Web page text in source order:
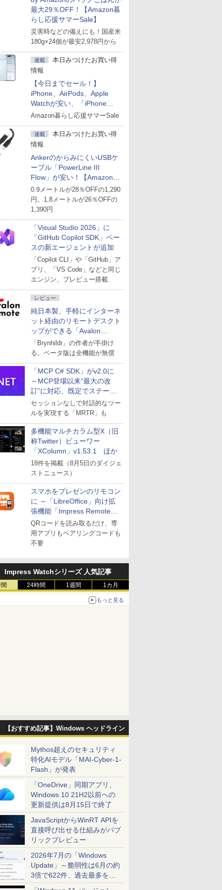
最大29％OFF！【Amazon暮
らし応援サマーSale】
災害時などの備えにも！国産米
180g×24個が最安2,978円から
連載
本日みつけたお買い得
情報
【今日までセール！】
iPhone、AirPods、Apple
Watchが安い、「iPhone
Air」256GB版が139,800円な
Amazon暮らし応援サマーSale
連載
本日みつけたお買い得
情報
AnkerのからみにくいUSBケ
ーブル「PowerLine III
Flow」が安い！【Amazon暮
らし応援サマーSale】
0.9メートルが28％OFFの1,290
円。1,8メートルが26％OFFの
1,390円
「Visual Studio 2026」に
「GitHub Copilot SDK」ベー
スの新エージェントが追加
「Copilot CLI」や「GitHub」ア
プリ、「VS Code」などと同じ
エンジン、プレビュー搭載
レビュー
純日本製、手軽にインターネ
ット経由のリモートデスクト
ップができる「Avalon
remote」
「Brynhildr」の作者が手掛け
る。ベータ版は全機能が無償
「MCP C# SDK」がv2.0に
～MCP登場以来“最大の改
訂”に対応、既定でステート
レスへ
セッションなしで対話的なツー
ルを実現する「MRTR」も
多機能マルチカラム型X（旧
称Twitter）ビューワー
「XColumn」v1.53.1 ほか
18件を掲載（8月5日のダイジェ
ストニュース）
スマホをプレゼンのリモコン
に ～「LibreOffice」向け拡
張機能「Impress Remote」
が公開
QRコードを読み取るだけ、専
用アプリもペアリングコードも
不要
Impress Watchシリーズ 人気記事
24時間 1週間 1カ月
もっと見る
【おすすめ記事】Windows ヘッドライン
Mythos超えのセキュリティ
特化AIモデル「MAI-Cyber-1-
Flash」が発表
「OneDrive」同期アプリ、
Windows 10 21H2以前への
更新提供は8月15日で終了
JavaScriptからWinRT APIを
直接呼び出せる仕組みがパブ
リックプレビュー
2026年7月の「Windows
Update」～脆弱性は6月の約
3倍で622件、過去最多を大
幅に更新